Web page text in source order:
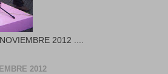
2012 ....
2012